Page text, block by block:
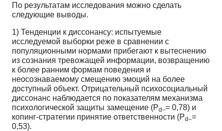
По результатам исследования можно сделать
следующие выводы.
1) Тенденции к диссонансу: испытуемые
исследуемой выборки реже в сравнении с
популяционными нормами прибегают к вытеснению
из сознания тревожащей информации, возвращению
к более ранним формам поведения и
неосознаваемому смещению эмоций на более
доступный объект. Отрицательный психосоциальный
диссонанс наблюдается по показателям механизма
психологической защиты замещение (Рd–= 0,78) и
копинг-стратегии принятие ответственности (Рd–=
0,53).